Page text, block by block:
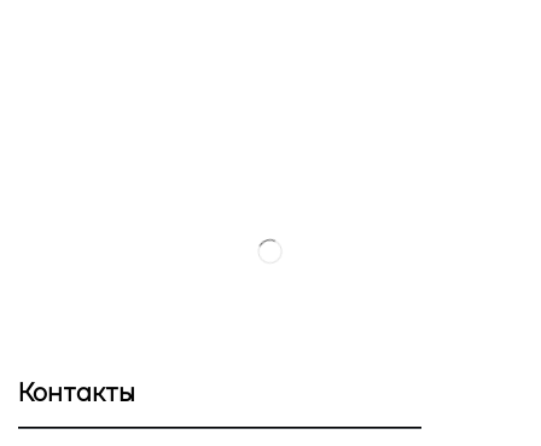
Контакты